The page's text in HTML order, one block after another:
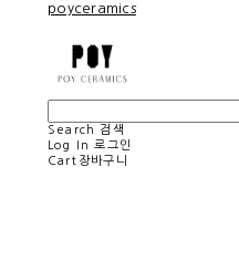
poyceramics
Search
검색
Log In 로그인
Cart 장바구니